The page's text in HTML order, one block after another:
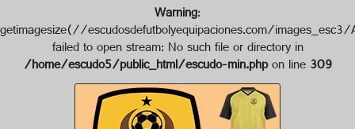
Warning:
getimagesize(//escudosdefutbolyequipaciones.com/
failed to open stream: No such file or directory in
/home/escudo5/public_html/escudo-min.phpon line309